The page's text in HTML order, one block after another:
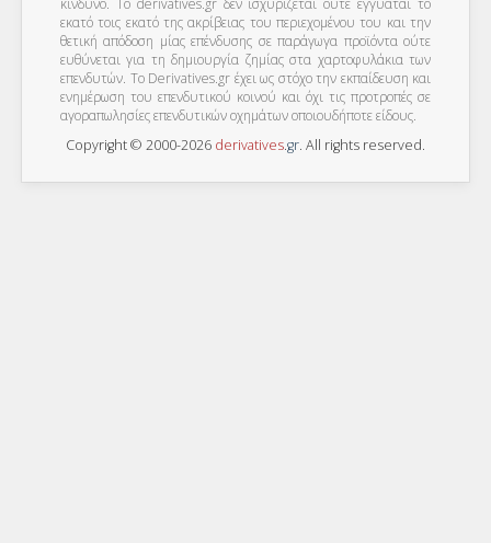
κίνδυνο. Το derivatives.gr δεν ισχυρίζεται ούτε εγγυάται το
εκατό τοις εκατό της ακρίβειας του περιεχομένου του και την
θετική απόδοση μίας επένδυσης σε παράγωγα προϊόντα ούτε
ευθύνεται για τη δημιουργία ζημίας στα χαρτοφυλάκια των
επενδυτών. To Derivatives.gr έχει ως στόχο την εκπαίδευση και
ενημέρωση του επενδυτικού κοινού και όχι τις προτροπές σε
αγοραπωλησίες επενδυτικών οχημάτων οποιουδήποτε είδους.
Copyright © 2000-2026 derivatives.gr. All rights reserved.